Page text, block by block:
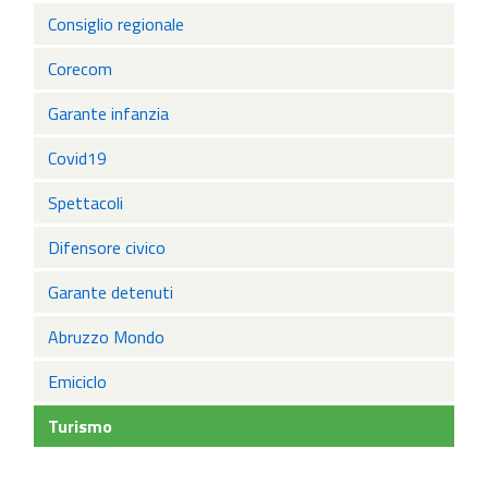
Consiglio regionale
Corecom
Garante infanzia
Covid19
Spettacoli
Difensore civico
Garante detenuti
Abruzzo Mondo
Emiciclo
Turismo